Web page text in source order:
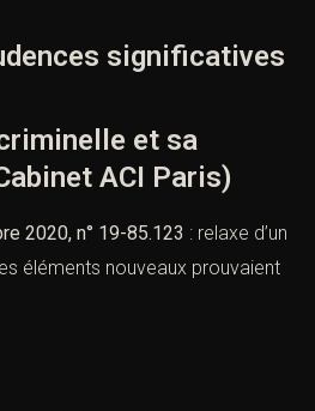
significatives
et sa
ACI Paris)
2020, n° 19-85.123 : relaxe d’un
éléments nouveaux prouvaient